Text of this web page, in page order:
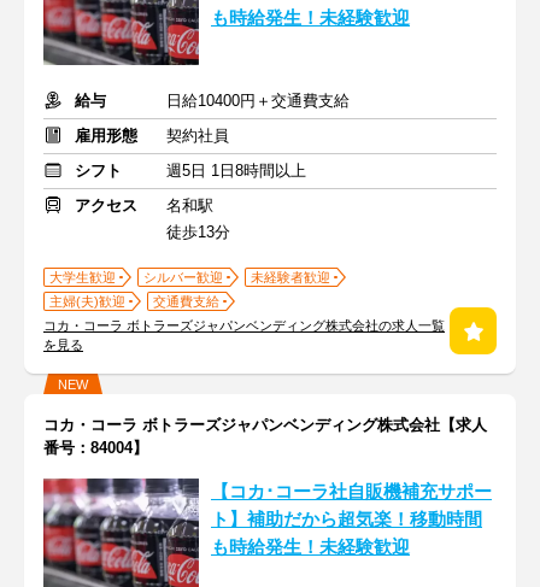
も時給発生！未経験歓迎
給与
日給10400円＋交通費支給
雇用形態
契約社員
シフト
週5日 1日8時間以上
アクセス
名和駅
徒歩13分
大学生歓迎 シルバー歓迎
未経験者歓迎
主婦(夫)歓迎
交通費支給
コカ・コーラ ボトラーズジャパンベンディング株式会社の求人一覧
を見る
NEW
コカ・コーラ ボトラーズジャパンベンディング株式会社【求人
番号：84004】
【コカ･コーラ社自販機補充サポー
ト】補助だから超気楽！移動時間
も時給発生！未経験歓迎